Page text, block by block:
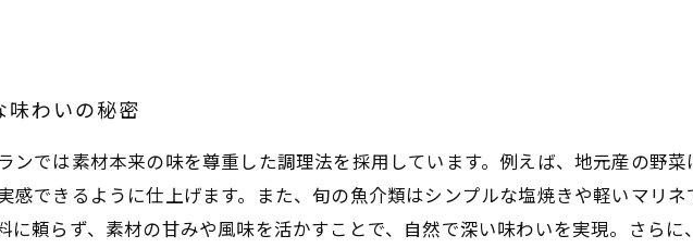
味わいの秘密
ンでは素材本来の味を尊重した調理法を採用しています。例えば、地元産の野菜
感できるように仕上げます。また、旬の魚介類はシンプルな塩焼きや軽いマリネ
に頼らず、素材の甘みや風味を活かすことで、自然で深い味わいを実現。さらに